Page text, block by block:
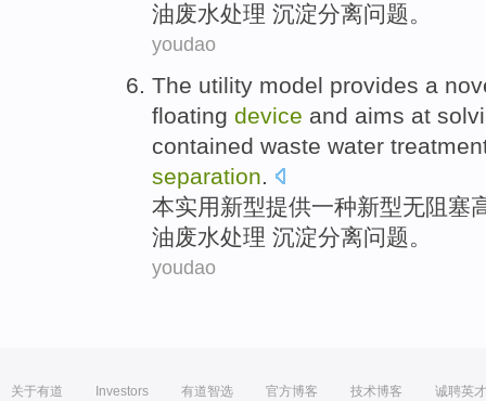
油废水处理 沉淀分离问题。
youdao
The utility model provides a
floating device and aims at
contained waste water
separation.
本实用新型提供一种新型无阻塞
油废水处理 沉淀分离问题。
youdao
关于有道 Investors 有道智选 官方博客 技术博客 诚聘英才